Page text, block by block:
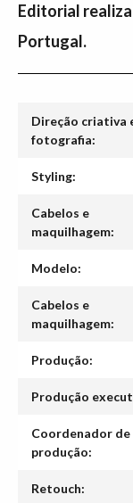
Editorial
Portugal.
Direção criativa
fotografia:
Styling:
Cabelos e
maquilhagem:
Modelo:
Cabelos e
maquilhagem:
Produção:
Produção
Coordenador de
produção:
Retouch: